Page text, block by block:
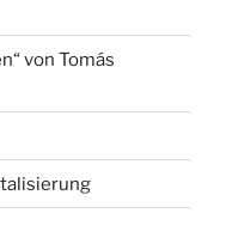
von Tomás